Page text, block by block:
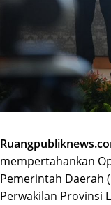
mempertahankan
Pemerintah Daerah
Perwakilan Provinsi